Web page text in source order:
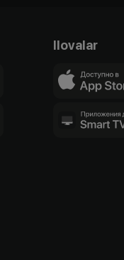
Ilovalar